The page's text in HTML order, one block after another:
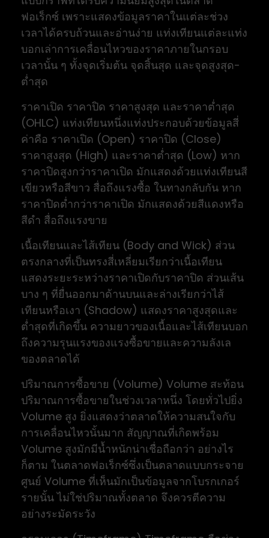
ฟอเร็กซ์ เพราะแสดงข้อมูลราคาในแต่ละช่วง
เวลาได้ครบถ้วนและอ่านง่าย แท่งเทียนแต่ละแท่ง
บอกเล่าการเคลื่อนไหวของราคาภายในกรอบ
เวลานั้น ๆ ทั้งจุดเริ่มต้น จุดสิ้นสุด และจุดสูงสุด-
ต่ำสุด
ราคาเปิด ราคาปิด ราคาสูงสุด และราคาต่ำสุด
(OHLC) แท่งเทียนหนึ่งแท่งประกอบด้วยข้อมูลสี่
ค่าคือ ราคาเปิด (Open) ราคาปิด (Close)
ราคาสูงสุด (High) และราคาต่ำสุด (Low) หาก
ราคาปิดสูงกว่าราคาเปิด มักแสดงด้วยแท่งเทียนสี
เขียวหรือสีขาว สื่อถึงแรงซื้อ ในทางกลับกัน หาก
ราคาปิดต่ำกว่าราคาเปิด มักแสดงด้วยสีแดงหรือ
สีดำ สื่อถึงแรงขาย
เนื้อเทียนและไส้เทียน (Body and Wick) ส่วน
ตรงกลางที่เป็นทรงสี่เหลี่ยมเรียกว่าเนื้อเทียน
แสดงระยะระหว่างราคาเปิดกับราคาปิด ส่วนเส้น
บาง ๆ ที่ยื่นออกมาด้านบนและล่างเรียกว่าไส้
เทียนหรือเงา (Shadow) แสดงราคาสูงสุดและ
ต่ำสุดที่เกิดขึ้น ความยาวของเนื้อและไส้เทียนบอก
ถึงความรุนแรงของแรงซื้อขายและความลังเล
ของตลาดได้
ปริมาณการซื้อขาย (Volume) Volume สะท้อน
ปริมาณการซื้อขายในช่วงเวลาหนึ่ง โดยทั่วไปยิ่ง
Volume สูง ยิ่งแสดงว่าตลาดให้ความสนใจกับ
การเคลื่อนไหวนั้นมาก สัญญาณที่เกิดพร้อม
Volume สูงมักมีน้ำหนักน่าเชื่อถือกว่า อย่างไร
ก็ตาม ในตลาดฟอเร็กซ์ซึ่งเป็นตลาดแบบกระจาย
ศูนย์ Volume ที่เห็นมักเป็นข้อมูลจากโบรกเกอร์
รายนั้น ไม่ใช่ปริมาณทั้งตลาด จึงควรตีความ
อย่างระมัดระวัง